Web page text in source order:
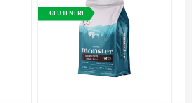
GLUTENFRI